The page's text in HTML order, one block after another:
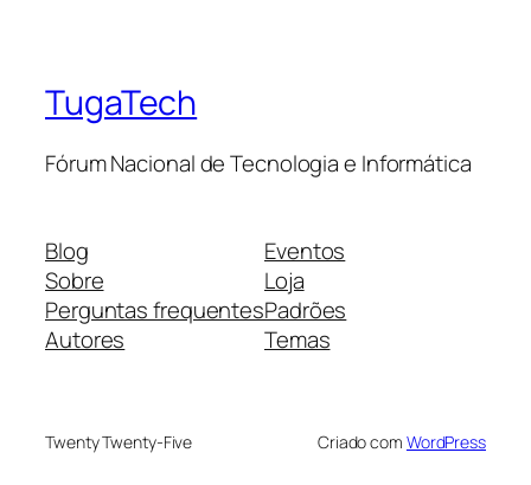
TugaTech
Fórum Nacional de Tecnologia e Informática
Blog
Sobre
Perguntas frequentes
Autores
Eventos
Loja
Padrões
Temas
Twenty Twenty-Five Criado com WordPress